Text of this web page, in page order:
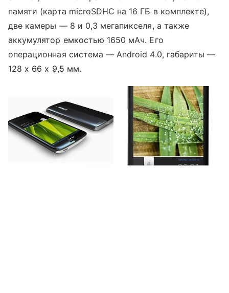
памяти (карта microSDHC на 16 ГБ в комплекте),
две камеры — 8 и 0,3 мегапикселя, а также
аккумулятор емкостью 1650 мАч. Его
операционная система — Android 4.0, габариты —
128 х 66 х 9,5 мм.